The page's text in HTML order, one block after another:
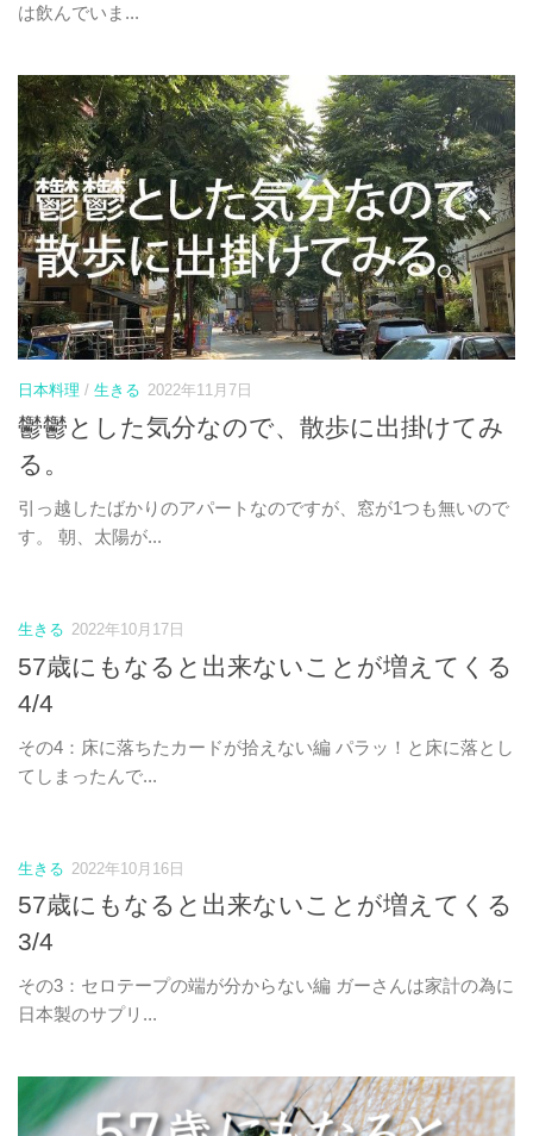
は飲んでいま...
日本料理 / 生きる 2022年11月7日
鬱鬱とした気分なので、散歩に出掛けてみ
る。
引っ越したばかりのアパートなのですが、窓が1つも無いので
す。 朝、太陽が...
生きる 2022年10月17日
57歳にもなると出来ないことが増えてくる
4/4
その4：床に落ちたカードが拾えない編 パラッ！と床に落とし
てしまったんで...
生きる 2022年10月16日
57歳にもなると出来ないことが増えてくる
3/4
その3：セロテープの端が分からない編 ガーさんは家計の為に
日本製のサプリ...